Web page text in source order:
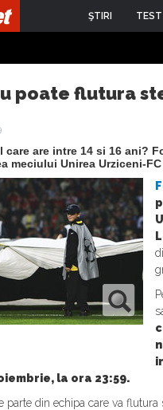
ŞTIRI TEST
poate flutura
are intre 14 si 16 ani?
meciului Unirea Urziceni-
la ora 23:59.
parte din echipa care va